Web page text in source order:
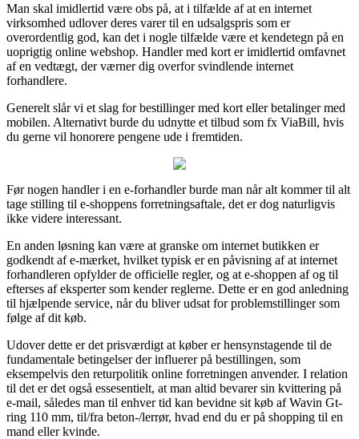
Man skal imidlertid være obs på, at i tilfælde af at en internet
virksomhed udlover deres varer til en udsalgspris som er
overordentlig god, kan det i nogle tilfælde være et kendetegn på en
uoprigtig online webshop. Handler med kort er imidlertid omfavnet
af en vedtægt, der værner dig overfor svindlende internet
forhandlere.
Generelt slår vi et slag for bestillinger med kort eller betalinger med
mobilen. Alternativt burde du udnytte et tilbud som fx ViaBill, hvis
du gerne vil honorere pengene ude i fremtiden.
Før nogen handler i en e-forhandler burde man når alt kommer til alt
tage stilling til e-shoppens forretningsaftale, det er dog naturligvis
ikke videre interessant.
En anden løsning kan være at granske om internet butikken er
godkendt af e-mærket, hvilket typisk er en påvisning af at internet
forhandleren opfylder de officielle regler, og at e-shoppen af og til
efterses af eksperter som kender reglerne. Dette er en god anledning
til hjælpende service, når du bliver udsat for problemstillinger som
følge af dit køb.
Udover dette er det prisværdigt at køber er hensynstagende til de
fundamentale betingelser der influerer på bestillingen, som
eksempelvis den returpolitik online forretningen anvender. I relation
til det er det også essesentielt, at man altid bevarer sin kvittering på
e-mail, således man til enhver tid kan bevidne sit køb af Wavin Gt-
ring 110 mm, til/fra beton-/lerrør, hvad end du er på shopping til en
mand eller kvinde.